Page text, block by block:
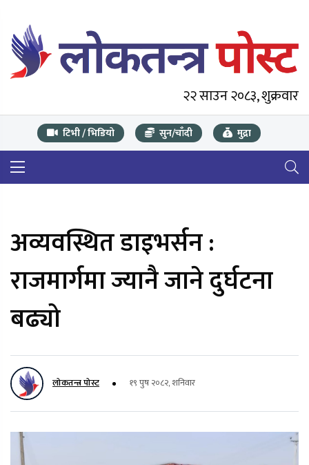
२२ साउन २०८३, शुक्रवार
टिभी / भिडियो सुन/चाँदी मुद्रा
अव्यवस्थित डाइभर्सन :
राजमार्गमा ज्यानै जाने दुर्घटना
बढ्यो
लोकतन्त्र पोस्ट १९ पुष २०८२, शनिवार